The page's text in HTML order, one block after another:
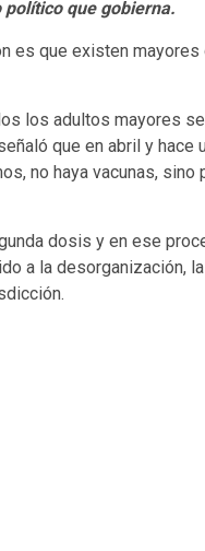
que gobierna.
es que existen
los adultos mayores
que en abril y hace
no haya vacunas,
dosis y en ese
a la desorganización,